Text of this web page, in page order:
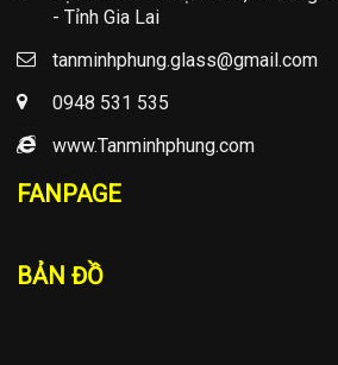
- Tỉnh Gia Lai
tanminhphung.glass@gmail.com
0948 531 535
www.Tanminhphung.com
FANPAGE
BẢN ĐỒ